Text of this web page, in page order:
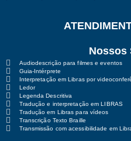
Nossos
Audiodescrição para filmes e eventos
Guia-Intérprete
Interpretação em Libras por
Ledor
Legenda Descritiva
Tradução e interpretação em LIBRAS
Tradução em Libras para vídeos
Transcrição Texto Braille
Transmissão com acessibilidade em